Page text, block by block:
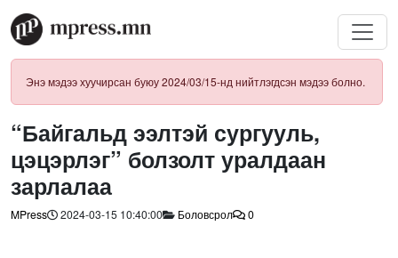
Энэ мэдээ хуучирсан буюу 2024/03/15-нд нийтлэгдсэн мэдээ болно.
“Байгальд ээлтэй сургууль,
цэцэрлэг” болзолт уралдаан
зарлалаа
MPress 2024-03-15 10:40:00 Боловсрол 0